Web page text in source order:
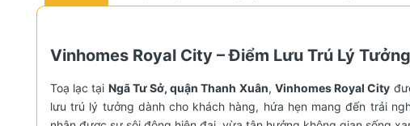
Vinhomes Royal City – Điểm Lưu Trú Lý
Toạ lạc tại Ngã Tư Sở, quận Thanh Xuân, Vinhomes Royal City
lưu trú lý tưởng dành cho khách hàng, hứa hẹn mang đến trải